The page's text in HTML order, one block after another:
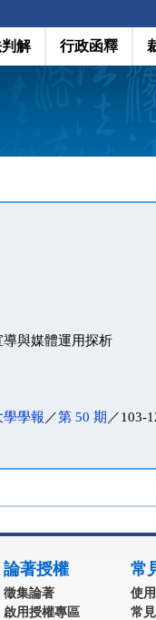
解 行政函釋
與媒體運用探析
學學報 ／第 50 期 ／103-
論著授權
徵集論著
啟用授權專區
常
使
常